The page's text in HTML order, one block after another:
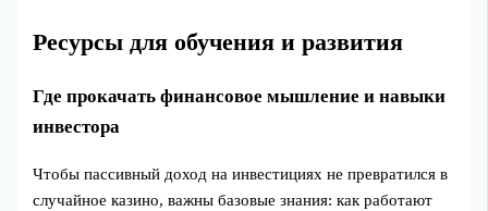
Ресурсы для обучения и развития
Где прокачать финансовое мышление и навыки
инвестора
Чтобы пассивный доход на инвестициях не превратился в
случайное казино, важны базовые знания: как работают